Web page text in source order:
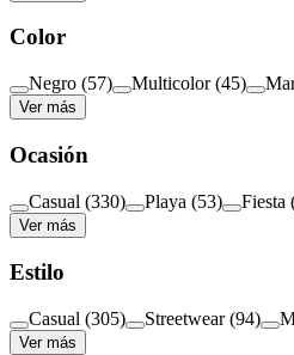
Color
Negro (57) Multicolor (45)
Ver más
Ocasión
Casual (330) Playa (53) Fiesta
Ver más
Estilo
Casual (305) Streetwear (94)
Ver más